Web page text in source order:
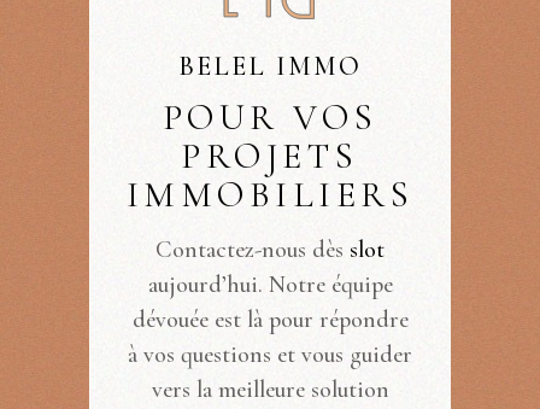
BELEL IMMO
POUR VOS
PROJETS
IMMOBILIERS
Contactez-nous dès slot
aujourd’hui. Notre équipe
dévouée est là pour répondre
à vos questions et vous guider
vers la meilleure solution